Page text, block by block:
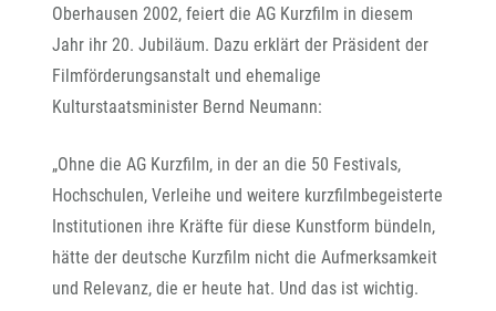
Oberhausen 2002, feiert die AG Kurzfilm in diesem
Jahr ihr 20. Jubiläum. Dazu erklärt der Präsident der
Filmförderungsanstalt und ehemalige
Kulturstaatsminister Bernd Neumann:
„Ohne die AG Kurzfilm, in der an die 50 Festivals,
Hochschulen, Verleihe und weitere kurzfilmbegeisterte
Institutionen ihre Kräfte für diese Kunstform bündeln,
hätte der deutsche Kurzfilm nicht die Aufmerksamkeit
und Relevanz, die er heute hat. Und das ist wichtig.